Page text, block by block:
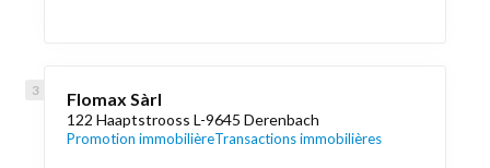
Flomax Sàrl
122 Haaptstrooss L-9645 Derenbach
Promotion immobilièreTransactions immobilières